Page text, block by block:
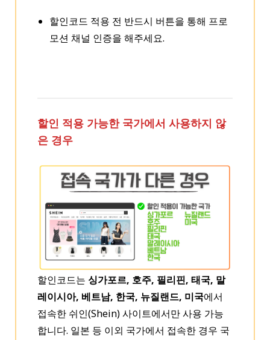
할인코드 적용 전 반드시 버튼을 통해 프로
모션 채널 인증을 해주세요.
할인 적용 가능한 국가에서 사용하지 않
은 경우
할인코드는 싱가포르, 호주, 필리핀, 태국, 말
레이시아, 베트남, 한국, 뉴질랜드, 미국에서
접속한 쉬인(Shein) 사이트에서만 사용 가능
합니다. 일본 등 이외 국가에서 접속한 경우 국